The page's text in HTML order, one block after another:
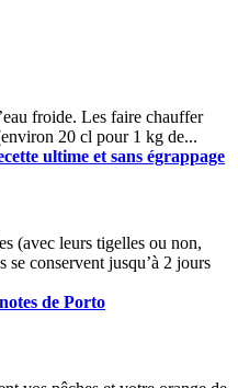
froide. Les faire chauffer
20 cl pour 1 kg de...
ultime et sans égrappage
(avec leurs tigelles ou non,
conservent jusqu’à 2 jours
de Porto